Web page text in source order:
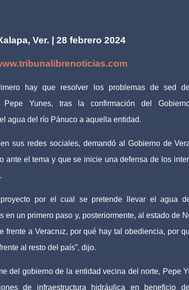
Ver. | 28 febrero 2024
hay que resolver los problemas de sed
Pepe Yunes, tras la confirmación del
agua del río Pánuco a aquella entidad.
sus redes sociales, demandó al Gobierno de
ante el tema y que se inicie una defensa de los
por el cual se pretende llevar el agua
un primero paso y, posteriormente, al estado de
a Veracruz, por qué hay tal obediencia, por
al resto del país”, dijo.
del gobierno de la entidad vecina del norte, Pepe
de infraestructura hidráulica en beneficio